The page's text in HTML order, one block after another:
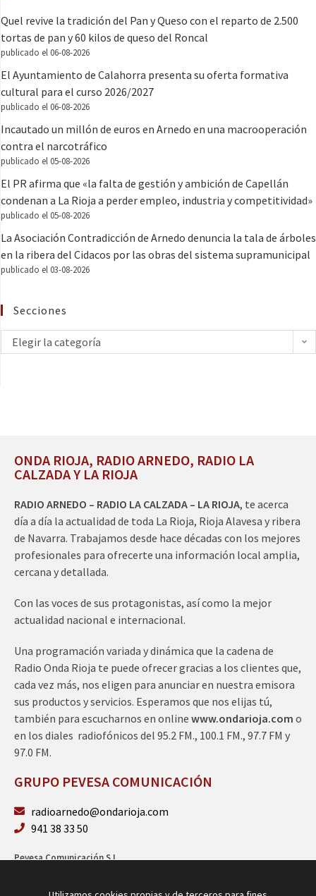
Quel revive la tradición del Pan y Queso con el reparto de 2.500
tortas de pan y 60 kilos de queso del Roncal
publicado el 06-08-2026
El Ayuntamiento de Calahorra presenta su oferta formativa
cultural para el curso 2026/2027
publicado el 06-08-2026
Incautado un millón de euros en Arnedo en una macrooperación
contra el narcotráfico
publicado el 05-08-2026
El PR afirma que «la falta de gestión y ambición de Capellán
condenan a La Rioja a perder empleo, industria y competitividad»
publicado el 05-08-2026
La Asociación Contradicción de Arnedo denuncia la tala de árboles
en la ribera del Cidacos por las obras del sistema supramunicipal
publicado el 03-08-2026
Secciones
Elegir la categoría
ONDA RIOJA, RADIO ARNEDO, RADIO LA
CALZADA Y LA RIOJA
RADIO ARNEDO – RADIO LA CALZADA – LA RIOJA, te acerca
día a día la actualidad de toda La Rioja, Rioja Alavesa y ribera
de Navarra. Trabajamos desde hace décadas con los mejores
profesionales para ofrecerte una información local amplia,
cercana y detallada.
Con las voces de sus protagonistas, así como la mejor
actualidad nacional e internacional.
Una programación variada y dinámica que la cadena de
Radio Onda Rioja te puede ofrecer gracias a los clientes que,
cada vez más, nos eligen para anunciar en nuestra emisora
sus productos y servicios. Esperamos que nos elijas tú,
también para escucharnos en online www.ondarioja.com o
en los diales radiofónicos del 95.2 FM., 100.1 FM., 97.7 FM y
97.0 FM.
GRUPO PEVESA COMUNICACIÓN
radioarnedo@ondarioja.com
941 38 33 50
Pevesa Comunicación S.L.